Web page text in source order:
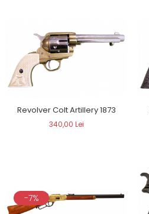
Revolver Colt Artillery 1873
340,00 Lei
-7%